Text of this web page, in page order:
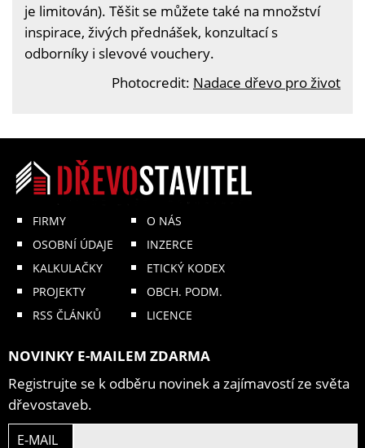
je limitován). Těšit se můžete také na množství
inspirace, živých přednášek, konzultací s
odborníky i slevové vouchery.
Photocredit: Nadace dřevo pro život
FIRMY
OSOBNÍ ÚDAJE
KALKULAČKY
PROJEKTY
RSS ČLÁNKŮ
O NÁS
INZERCE
ETICKÝ KODEX
OBCH. PODM.
LICENCE
NOVINKY E-MAILEM ZDARMA
Registrujte se k odběru novinek a zajímavostí ze světa
dřevostaveb.
E-MAIL